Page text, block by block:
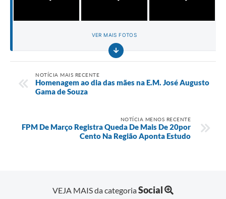
VER MAIS FOTOS
NOTÍCIA MAIS RECENTE
Homenagem ao dia das mães na E.M. José Augusto
Gama de Souza
NOTÍCIA MENOS RECENTE
FPM De Março Registra Queda De Mais De 20por
Cento Na Região Aponta Estudo
VEJA MAIS da categoriaSocial